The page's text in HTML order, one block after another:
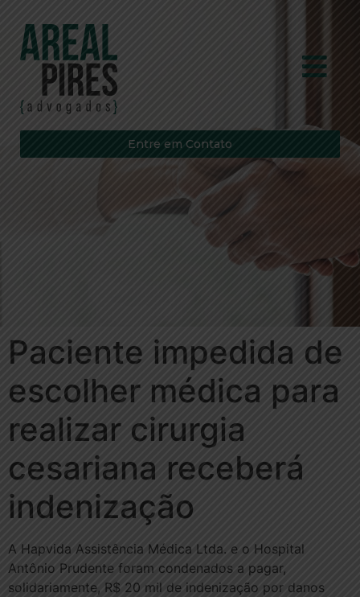
Entre em Contato
Paciente impedida de
escolher médica para
realizar cirurgia
cesariana receberá
indenização
A Hapvida Assistência Médica Ltda. e o Hospital
Antônio Prudente foram condenados a pagar,
solidariamente, R$ 20 mil de indenização por danos